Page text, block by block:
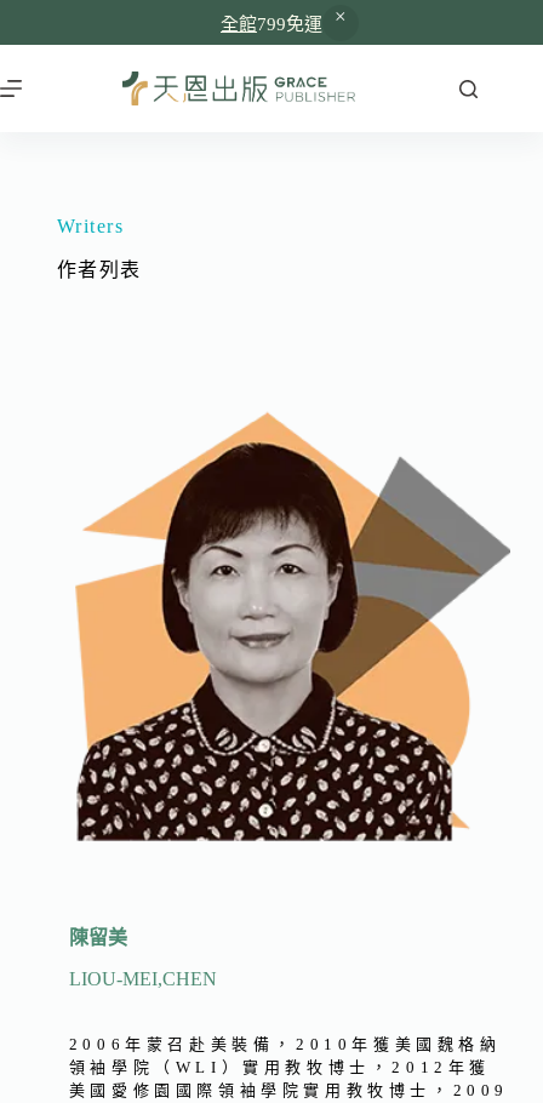
全館799免運
Writers
作者列表
陳留美
LIOU-MEI,CHEN
2006年蒙召赴美裝備，2010年獲美國魏格納
領袖學院（WLI）實用教牧博士，2012年獲
美國愛修園國際領袖學院實用教牧博士，2009